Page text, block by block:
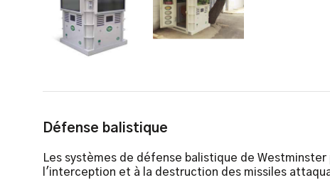
Défense balistique
Les systèmes de défense balistique de
l'interception et à la destruction des missiles